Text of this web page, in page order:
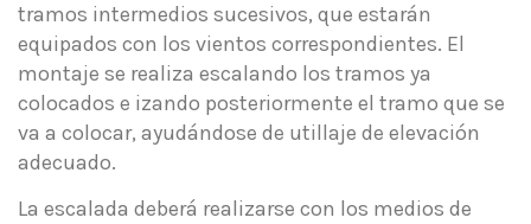
tramos intermedios sucesivos, que estarán
equipados con los vientos correspondientes. El
montaje se realiza escalando los tramos ya
colocados e izando posteriormente el tramo que se
va a colocar, ayudándose de utillaje de elevación
adecuado.
La escalada deberá realizarse con los medios de